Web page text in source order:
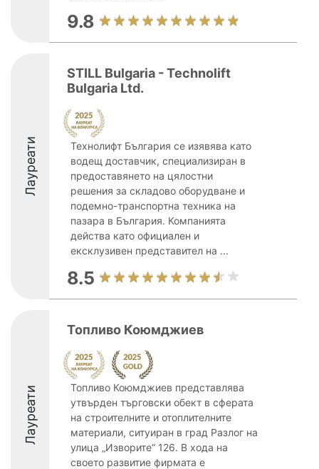
9.8
Лауреати
STILL Bulgaria - Technolift
Bulgaria Ltd.
Технолифт България се изявява като
водещ доставчик, специализиран в
предоставянето на цялостни
решения за складово оборудване и
подемно-транспортна техника на
пазара в България. Компанията
действа като официален и
ексклузивен представител на ...
8.5
Лауреати
Топливо Коюмджиев
Топливо Коюмджиев представлява
утвърден търговски обект в сферата
на строителните и отоплителните
материали, ситуиран в град Разлог на
улица „Изворите“ 126. В хода на
своето развитие фирмата е